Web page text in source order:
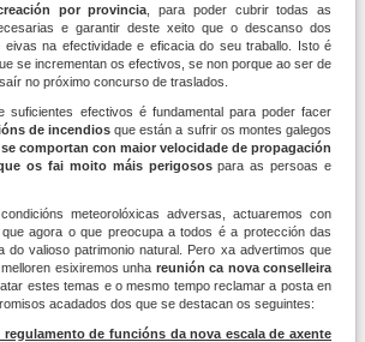
por provincia , para poder cubrir todas as
e garantir deste xeito que o descanso dos
eivas na efectividade e eficacia do seu traballo. Isto é
se incrementan os efectivos, se non porque ao ser de
no próximo concurso de traslados.
suficientes efectivos é fundamental para poder facer
de incendiosque están a sufrir os montes galegos
comportan con maior velocidade de propagación
os fai moito máis perigosospara as persoas e
meteorolóxicas adversas, actuaremos con
agora o que preocupa a todos é a protección das
do valioso patrimonio natural. Pero xa advertimos que
esixiremos unha reunión ca nova conselleira
estes temas e o mesmo tempo reclamar a posta en
acadados dos que se destacan os seguintes:
regulamento de funcións da nova escala de axente